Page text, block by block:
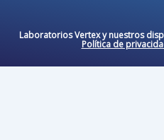
Laboratorios Vertex y nuestros
Política de